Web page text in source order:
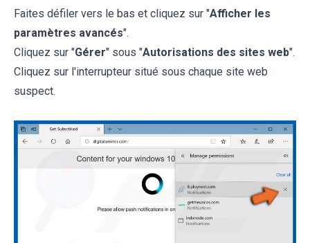
Faites défiler vers le bas et cliquez sur "Afficher les
paramètres avancés".
Cliquez sur "Gérer" sous "Autorisations des sites web".
Cliquez sur l'interrupteur situé sous chaque site web
suspect.